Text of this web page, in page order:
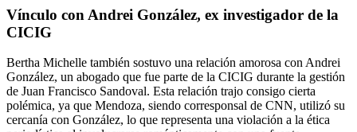
Vínculo con Andrei González, ex investigador de la
CICIG
Bertha Michelle también sostuvo una relación amorosa con Andrei
González, un abogado que fue parte de la CICIG durante la gestión
de Juan Francisco Sandoval. Esta relación trajo consigo cierta
polémica, ya que Mendoza, siendo corresponsal de CNN, utilizó su
cercanía con González, lo que representa una violación a la ética